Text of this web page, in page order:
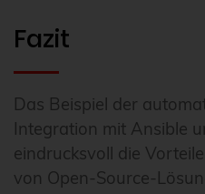
Fazit
Das Beispiel der
Integration mit Ansible
eindrucksvoll die
von Open-Source-